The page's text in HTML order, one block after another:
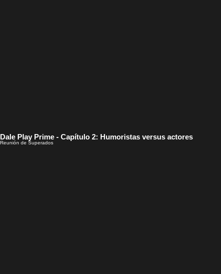
Dale Play Prime - Capítulo 2: Humoristas versus actores
Reunión de Superados